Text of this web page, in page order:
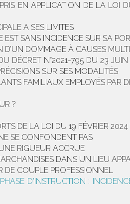
EN APPLICATION DE LA LOI
A SES LIMITES
EST SANS INCIDENCE SUR SA
DOMMAGE À CAUSES
DÉCRET N°2021-795 DU 23
SUR SES MODALITÉS
FAMILIAUX EMPLOYÉS PAR
?
DE LA LOI DU 19 FÉVRIER 2024
SE CONFONDENT PAS
RIGUEUR ACCRUE
DANS UN LIEU
DE COUPLE PROFESSIONNEL
D'INSTRUCTION :